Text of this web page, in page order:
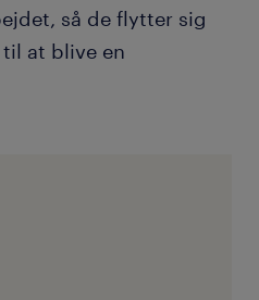
så de flytter sig
at blive en